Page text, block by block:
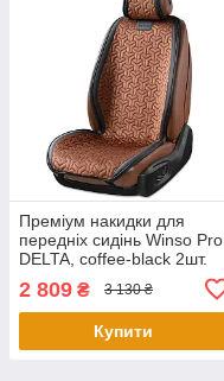
Преміум накидки для
передніх сидінь Winso Pro
DELTA, coffee-black 2шт.
2 809 ₴ 3 130 ₴
Купити